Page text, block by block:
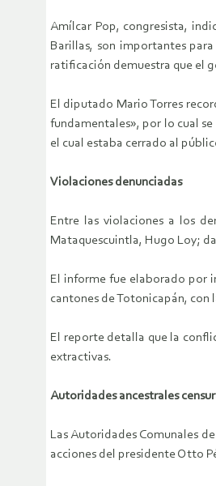
Amílcar Pop, congresista,
Barillas, son importantes
ratificación demuestra que el
El diputado Mario Torres
fundamentales», por lo cual
el cual estaba cerrado al
Violaciones denunciadas
Entre las violaciones a los
Mataquescuintla, Hugo Loy;
El informe fue elaborado por
cantones de Totonicapán, con
El reporte detalla que la
extractivas.
Autoridades ancestrales
Las Autoridades Comunales
acciones del presidente Otto